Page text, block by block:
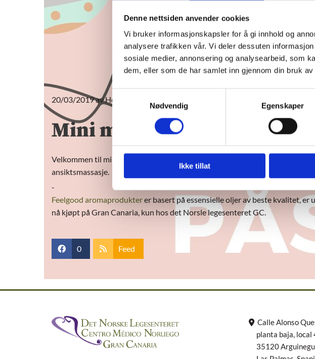
Denne nettsiden anvender cookies
Vi bruker informasjonskapsler for å gi innhold og
analysere trafikken vår. Vi deler dessuten
sosiale medier, annonsering og analysearbeid, som
dem, eller som de har samlet inn gjennom din bruk
Nødvendig
Egenskaper
Ikke tillat
20/03/2019av Hege Strømsnes
Mini marked
Velkommen til mini marked mellom kl. 11:00 - 14:00 tirsdag 26 mars på
ansiktsmassasje.
-
Feelgood aromaprodukterer basert på essensielle oljer av beste kvalitet,
nå kjøpt på Gran Canaria, kun hos det Norsle legesenteret GC.
0 Feed
Calle Alonso
planta baja, local
35120